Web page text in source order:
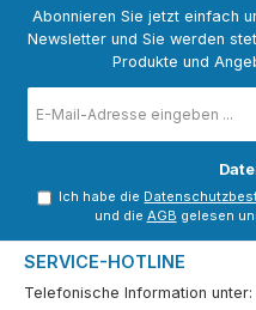
Abonnieren Sie jetzt einfach
Newsletter und Sie werden
Produkte und
Mail-
Adresse
Ich habe die
und die AGB gelesen
SERVICE-HOTLINE
Telefonische Information unter: